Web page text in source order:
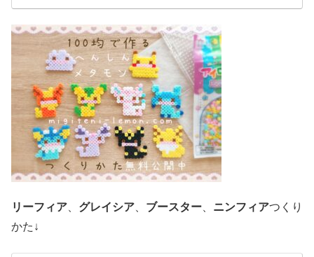
リーフィア、 グレイシア、 ブースター、 ニンフィアつくり
かた↓